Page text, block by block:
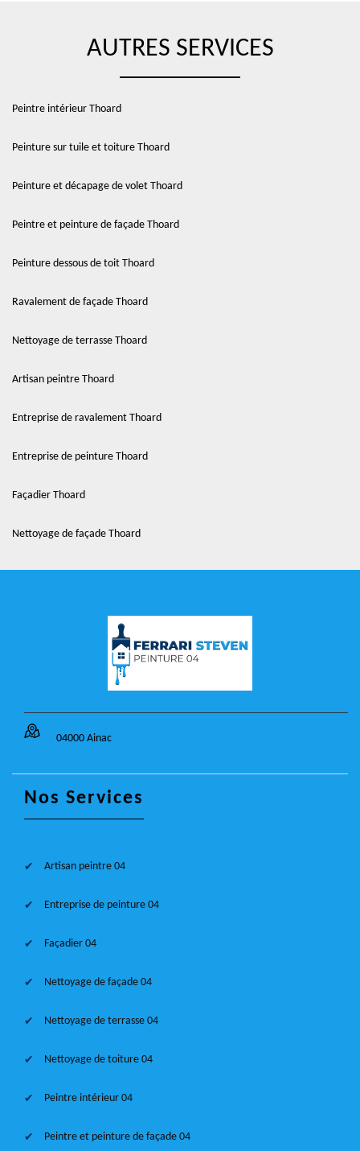
AUTRES SERVICES
Peintre intérieur Thoard
Peinture sur tuile et toiture Thoard
Peinture et décapage de volet Thoard
Peintre et peinture de façade Thoard
Peinture dessous de toit Thoard
Ravalement de façade Thoard
Nettoyage de terrasse Thoard
Artisan peintre Thoard
Entreprise de ravalement Thoard
Entreprise de peinture Thoard
Façadier Thoard
Nettoyage de façade Thoard
04000 Ainac
Nos Services
Artisan peintre 04
Entreprise de peinture 04
Façadier 04
Nettoyage de façade 04
Nettoyage de terrasse 04
Nettoyage de toiture 04
Peintre intérieur 04
Peintre et peinture de façade 04